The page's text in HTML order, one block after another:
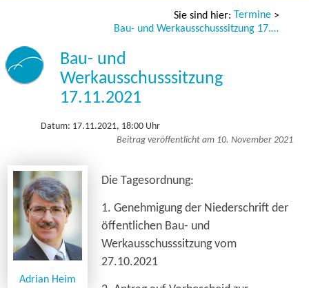
Sie sind hier: Termine >
Bau- und Werkausschusssitzung 17.11.2021
Bau- und
Werkausschusssitzung
17.11.2021
Datum: 17.11.2021, 18:00 Uhr
Beitrag veröffentlicht am 10. November 2021
Adrian Heim
Die Tagesordnung:
1. Genehmigung der Niederschrift der
öffentlichen Bau- und
Werkausschusssitzung vom
27.10.2021